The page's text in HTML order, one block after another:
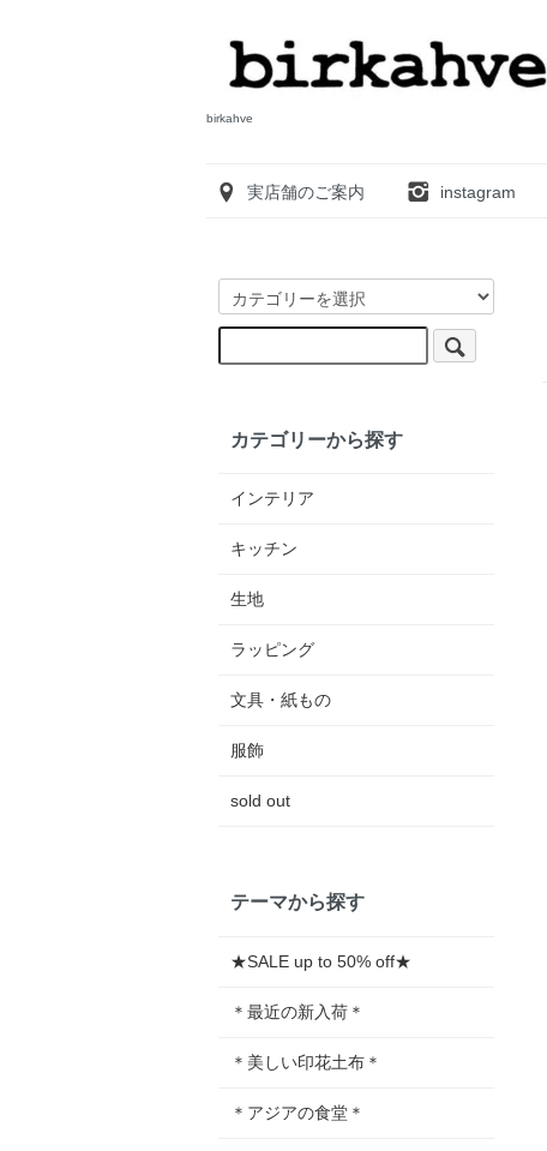
birkahve
実店舗のご案内 instagram
カテゴリーから探す
インテリア
キッチン
生地
ラッピング
文具・紙もの
服飾
sold out
テーマから探す
★SALE up to 50% off★
＊最近の新入荷＊
＊美しい印花土布＊
＊アジアの食堂＊